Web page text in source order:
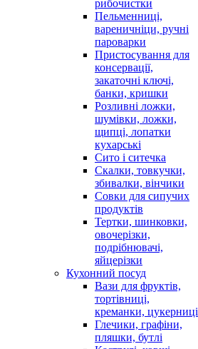
рибочистки
Пельменниці,
вареничніци, ручні
пароварки
Пристосування для
консервації,
закаточні ключі,
банки, кришки
Розливні ложки,
шумівки, ложки,
щипці, лопатки
кухарські
Сито і ситечка
Скалки, товкучки,
збивалки, вінчики
Совки для сипучих
продуктів
Тертки, шинковки,
овочерізки,
подрібнювачі,
яйцерізки
Кухонний посуд
Вази для фруктів,
тортівниці,
креманки, цукерниці
Глечики, графіни,
пляшки, бутлі